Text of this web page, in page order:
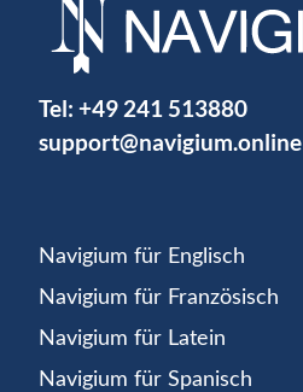
Tel: +49 241 513880
support@navigium.online
Navigium für Englisch
Navigium für Französisch
Navigium für Latein
Navigium für Spanisch